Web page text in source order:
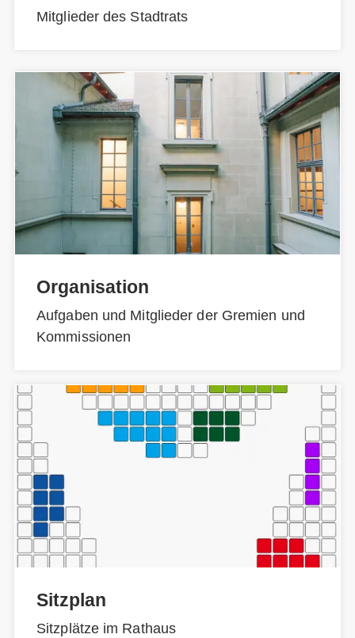
Mitglieder des Stadtrats
Organisation
Aufgaben und Mitglieder der Gremien und
Kommissionen
Sitzplan
Sitzplätze im Rathaus